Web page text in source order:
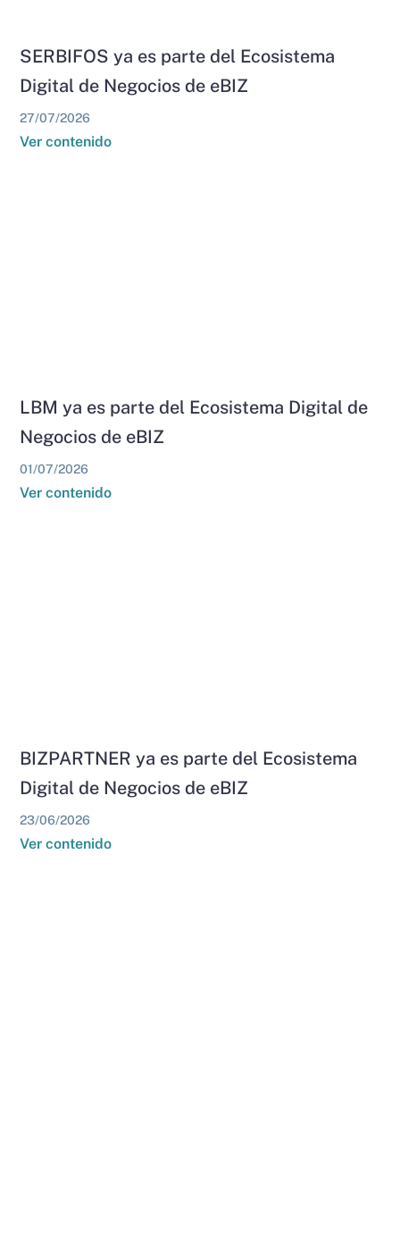
SERBIFOS ya es parte del Ecosistema
Digital de Negocios de eBIZ
27/07/2026
Ver contenido
LBM ya es parte del Ecosistema Digital de
Negocios de eBIZ
01/07/2026
Ver contenido
BIZPARTNER ya es parte del Ecosistema
Digital de Negocios de eBIZ
23/06/2026
Ver contenido